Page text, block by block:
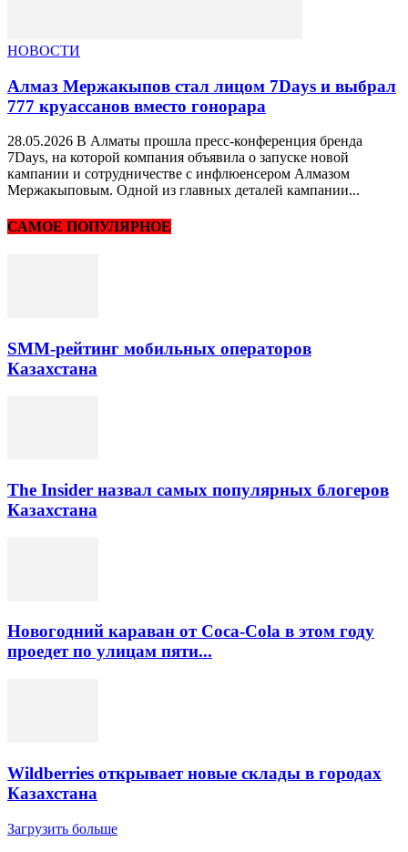
НОВОСТИ
Алмаз Мержакыпов стал лицом 7Days и выбрал
777 круассанов вместо гонорара
28.05.2026 В Алматы прошла пресс-конференция бренда
7Days, на которой компания объявила о запуске новой
кампании и сотрудничестве с инфлюенсером Алмазом
Мержакыповым. Одной из главных деталей кампании...
САМОЕ ПОПУЛЯРНОЕ
SMM-рейтинг мобильных операторов
Казахстана
The Insider назвал самых популярных блогеров
Казахстана
Новогодний караван от Coca-Cola в этом году
проедет по улицам пяти...
Wildberries открывает новые склады в городах
Казахстана
Загрузить больше